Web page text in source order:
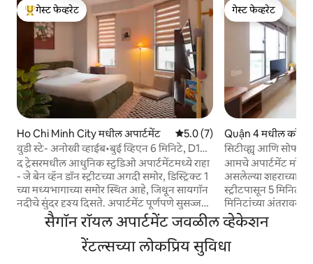
टॉप गेस्ट फेव्हरेट
गेस्ट फेव्हरेट
Ho Chi Minh City मधील अपार्टमेंट 5 पैकी 5.0 सरासरी रेटिंग, 7 रिव्ह्यूज
5.0 (7)
वुडी स्टे- अनोखी व्हाईब•बुई व्हिएन 6 मिनिटे, D1
सेंट्रल
द ट्रेसरमधील आधुनिक स्टुडिओ अपार्टमेंटमध्ये राहा
- जे बेन व्हॅन डॉन स्ट्रीटच्या अगदी समोर, डिस्ट्रिक्ट 1
च्या मध्यभागाच्या समोर स्थित आहे, जिथून सायगॉन
नदीचे सुंदर दृश्य दिसते. अपार्टमेंट पूर्णपणे सुसज्ज
आहे: एक आरामदायक बेड, एक स्वयंपाकघर, एक
रेफ्रिजरेटर, एअर कंडिशनिंग, हाय-स्पीड वाय-फाय,
एक फ्लॅट-स्क्रीन टीव्ही आणि एक स्वच्छ बाथरूम.
रहिवासी इमारतीच्या सुविधांचा वापर करू शकतात
गेस्ट फेव्हरेट
गेस्ट फेव्हरेट
Quận 4 मधील काँडो
सिटीव्ह्यू आणि
स्टुडिओ
आमचे अपार्टमेंट माँग
असलेल्या शहराच्या
स्ट्रीटपासून 5
मिनिटांच्या अंतरावर,
अंतरावर, लॉबीमध्ये 7
सोयीस्कर स्टोअर्स.
आणि तुमच्या
फ्लॅट स्क्रीन टीव्ही
सैगॉन रॉयल अपार्टमेंट जवळील व्हेकेशन
रेंटल्सच्या लोकप्रिय सुविधा